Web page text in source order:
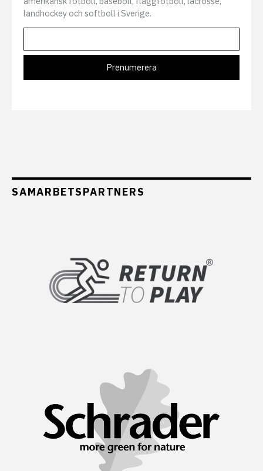
landhockey och softboll i Sverige.
SAMARBETSPARTNERS